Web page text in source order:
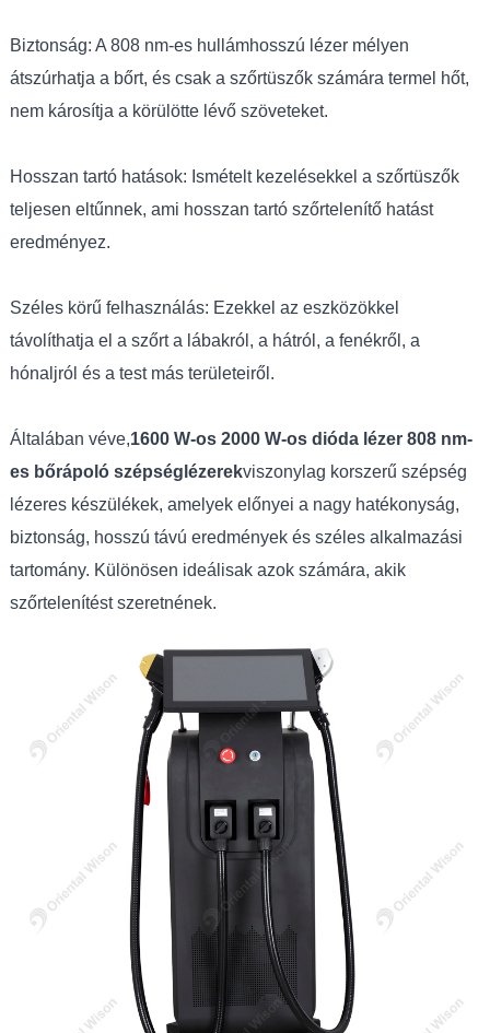
Biztonság: A 808 nm-es hullámhosszú lézer mélyen
átszúrhatja a bőrt, és csak a szőrtüszők számára termel hőt,
nem károsítja a körülötte lévő szöveteket.
Hosszan tartó hatások: Ismételt kezelésekkel a szőrtüszők
teljesen eltűnnek, ami hosszan tartó szőrtelenítő hatást
eredményez.
Széles körű felhasználás: Ezekkel az eszközökkel
távolíthatja el a szőrt a lábakról, a hátról, a fenékről, a
hónaljról és a test más területeiről.
Általában véve,1600 W-os 2000 W-os dióda lézer 808 nm-
es bőrápoló szépséglézerekviszonylag korszerű szépség
lézeres készülékek, amelyek előnyei a nagy hatékonyság,
biztonság, hosszú távú eredmények és széles alkalmazási
tartomány. Különösen ideálisak azok számára, akik
szőrtelenítést szeretnének.